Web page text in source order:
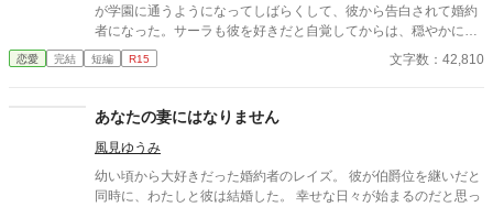
が学園に通うようになってしばらくして、彼から告白されて婚約
者になった。サーラも彼を好きだと自覚してからは、穏やかに付
き合いを続けていたのだが、そんな幸せは壊れてしまう事にな
る。
恋愛 完結 短編 R15 文字数：42,810
あなたの妻にはなりません
風見ゆうみ
幼い頃から大好きだった婚約者のレイズ。 彼が伯爵位を継いだと
同時に、わたしと彼は結婚した。 幸せな日々が始まるのだと思っ